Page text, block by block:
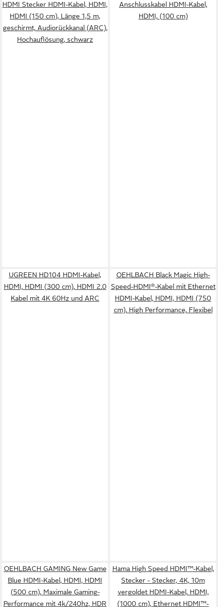
HDMI Stecker HDMI-Kabel, HDMI,
HDMI (150 cm), Länge 1,5 m,
geschirmt, Audiorückkanal (ARC),
Hochauflösung, schwarz
Anschlusskabel HDMI-Kabel,
HDMI, (100 cm)
UGREEN HD104 HDMI-Kabel,
HDMI, HDMI (300 cm), HDMI 2.0
Kabel mit 4K 60Hz und ARC
OEHLBACH Black Magic High-
Speed-HDMI®-Kabel mit Ethernet
HDMI-Kabel, HDMI, HDMI (750
cm), High Performance, Flexibel
OEHLBACH GAMING New Game
Blue HDMI-Kabel, HDMI, HDMI
(500 cm), Maximale Gaming-
Performance mit 4k/240hz, HDR
Hama High Speed HDMI™-Kabel,
Stecker - Stecker, 4K, 10m
vergoldet HDMI-Kabel, HDMI,
(1000 cm), Ethernet HDMI™-